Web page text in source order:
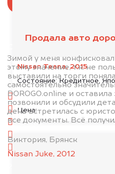
Nissan Teana, 2015
Состояние:Кредитное,
Цена:
Продала авто
Зимой у меня
этому значение, т.к. не
выставили на торги
самостоятельно
DOROGO.online и
позвонили и обсудили
день встретилась с
все документы. Всё
Виктория, Брянск
Nissan Juke, 2012
минуту эксперт-
1. Сфотографируйте
спереди
сзади
слева